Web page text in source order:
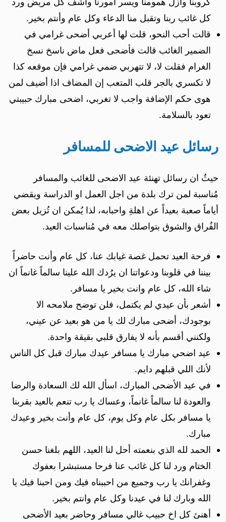
كل غائب ربنا وتقبل منا الدعاء وكل عام وأنتم بخير.
قالت أحب النحو، قلت لها أعربي أضحى غرامي في
الضمير الغائب قالت فأضحى فعل ماض ناسخ نسخ
الغرام فقلت لا، لا تتهربي ضمي غرامي فإن موقعه كذا
لا تكسري بالجر قلب المتعب إن المضاف اذا أضيف لمن
هوى حكم الإضافة واجب لا تغربي، اضحى مبارك حبيبتي
تعود بالسلامة.
رسائل عيد الاضحى للمسافر
حيثُ ان رسائل تهنئة عيد الاضحى للغائب والمسافر
مُناسبة لمن ترك بلدة من اجل العمل او الدراسة ويقضي
أياماً صعبة بعيداً عن اهلةِ واحبابه، لذا يُمكن ان تُزيل بعض
الفُراق والشوق بتواصلك معه في مُناسبات العيد.
فرحة العيد تحمل غصة غيابك عنا، كل عام وأنت حاضراً
بيننا في قلوبنا ودعواتنا ان يرُدك الله علينا سالماً غانماً ان
شاء الله، كل عام وانت بخير يا مسافر.
أشعر بأن عيدي لم يكتمل، فلن توضح ملامحه الا
بوجودك، أضحى مبارك لك يا من هو بعيد عن عيني،
ولكنني أقسم بأنه لا يفارق قلبي بقيقة واحدة.
عيد اضحي مبارك يا مسافر عيدك مبارك قبل كل الناس
لأنك اللي قبلهم دايم.
في عيد الأضحى المبارك، اسأل الله لك السعادة والرضا
والعودة لنا سالماً غانماً، وعساك يا رب تنعم بالعيد بقربنا
يا مسافر بكل عام وكل يوم، كل عام وأنت بخير وعيدك
مبارك.
الحمد لله الذي بنعمته أحل لنا العيد، اللهم بلغنا حسن
الختام ورد لنا كل غائب عنا فرحا مستبشرا بعفوك
وغفرانك يا رب وجميع من احببناه فيك ومن احبنا فيك يا
الله وبارك لنا في عيدنا وكل عام وانتم بخير.
أهنئ كل اخ حبيب غالي مسافر وحاضر بعيد الأضحى